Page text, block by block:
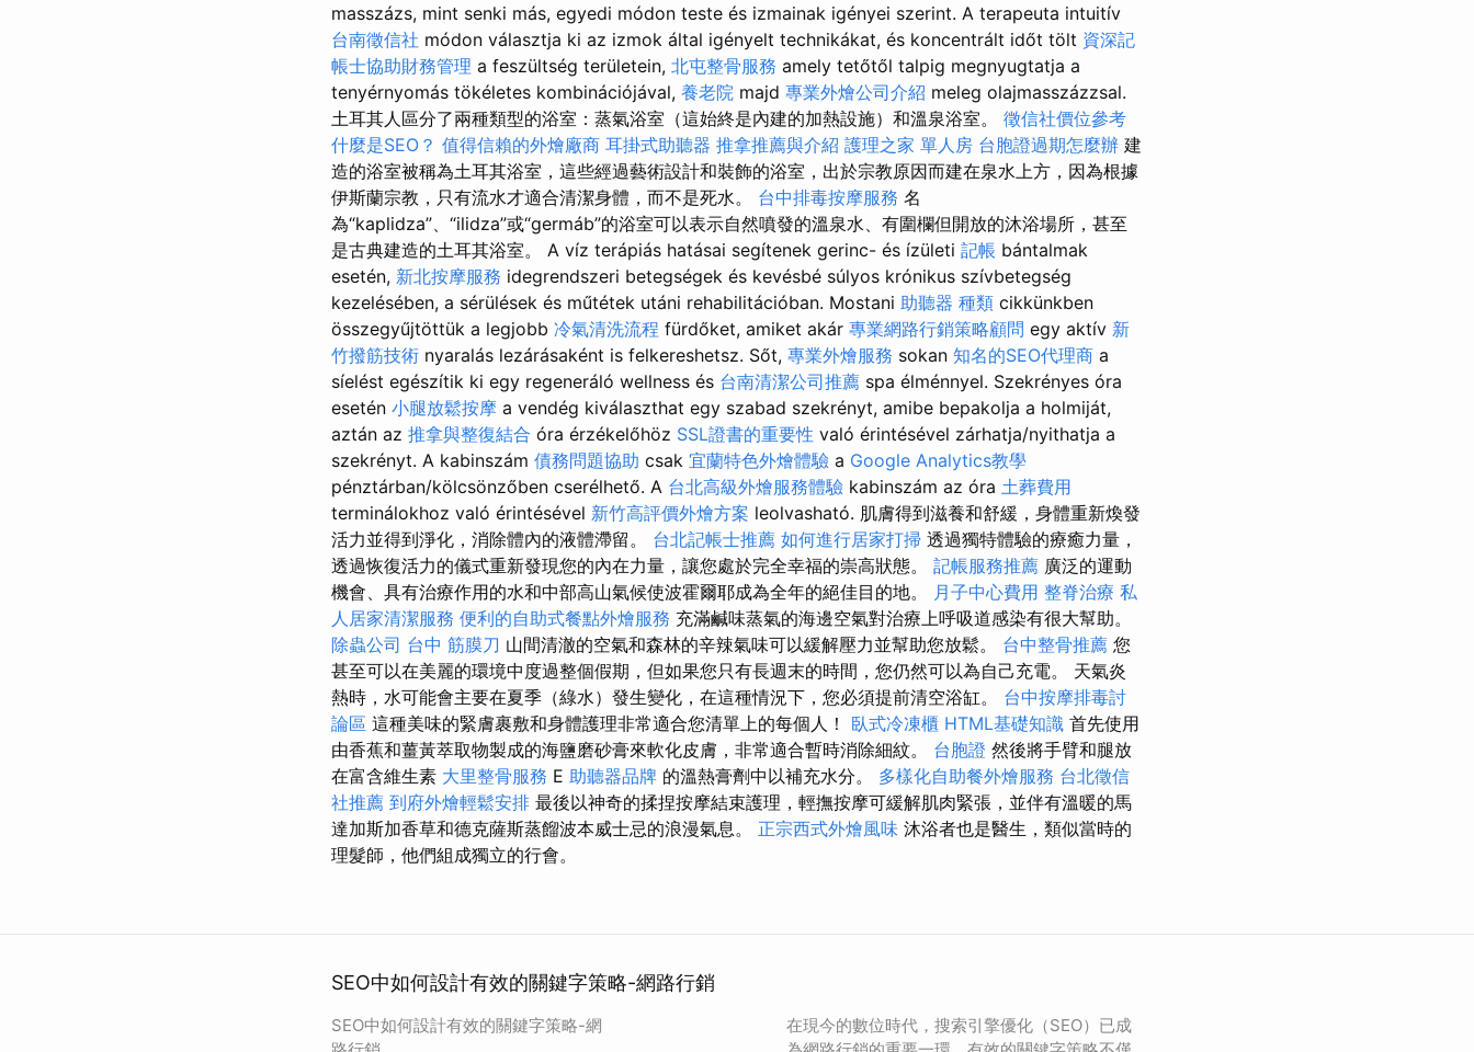
masszázs, mint senki más, egyedi módon teste és izmainak igényei szerint. A terapeuta intuitív
台南徵信社 módon választja ki az izmok által igényelt technikákat, és koncentrált időt tölt 資深記
帳士協助財務管理 a feszültség területein, 北屯整骨服務 amely tetőtől talpig megnyugtatja a
tenyérnyomás tökéletes kombinációjával, 養老院 majd 專業外燴公司介紹 meleg olajmasszázzsal.
土耳其人區分了兩種類型的浴室：蒸氣浴室（這始終是內建的加熱設施）和溫泉浴室。 徵信社價位參考
什麼是SEO？ 值得信賴的外燴廠商 耳掛式助聽器 推拿推薦與介紹 護理之家 單人房 台胞證過期怎麼辦 建
造的浴室被稱為土耳其浴室，這些經過藝術設計和裝飾的浴室，出於宗教原因而建在泉水上方，因為根據
伊斯蘭宗教，只有流水才適合清潔身體，而不是死水。 台中排毒按摩服務 名
為“kaplidza”、“ilidza”或“germáb”的浴室可以表示自然噴發的溫泉水、有圍欄但開放的沐浴場所，甚至
是古典建造的土耳其浴室。 A víz terápiás hatásai segítenek gerinc- és ízületi 記帳 bántalmak
esetén, 新北按摩服務 idegrendszeri betegségek és kevésbé súlyos krónikus szívbetegség
kezelésében, a sérülések és műtétek utáni rehabilitációban. Mostani 助聽器 種類 cikkünkben
összegyűjtöttük a legjobb 冷氣清洗流程 fürdőket, amiket akár 專業網路行銷策略顧問 egy aktív 新
竹撥筋技術 nyaralás lezárásaként is felkereshetsz. Sőt, 專業外燴服務 sokan 知名的SEO代理商 a
síelést egészítik ki egy regeneráló wellness és 台南清潔公司推薦 spa élménnyel. Szekrényes óra
esetén 小腿放鬆按摩 a vendég kiválaszthat egy szabad szekrényt, amibe bepakolja a holmiját,
aztán az 推拿與整復結合 óra érzékelőhöz SSL證書的重要性 való érintésével zárhatja/nyithatja a
szekrényt. A kabinszám 債務問題協助 csak 宜蘭特色外燴體驗 a Google Analytics教學
pénztárban/kölcsönzőben cserélhető. A 台北高級外燴服務體驗 kabinszám az óra 土葬費用
terminálokhoz való érintésével 新竹高評價外燴方案 leolvasható. 肌膚得到滋養和舒緩，身體重新煥發
活力並得到淨化，消除體內的液體滯留。 台北記帳士推薦 如何進行居家打掃 透過獨特體驗的療癒力量，
透過恢復活力的儀式重新發現您的內在力量，讓您處於完全幸福的崇高狀態。 記帳服務推薦 廣泛的運動
機會、具有治療作用的水和中部高山氣候使波霍爾耶成為全年的絕佳目的地。
月子中心費用 整脊治療 私
人居家清潔服務 便利的自助式餐點外燴服務 充滿鹹味蒸氣的海邊空氣對治療上呼吸道感染有很大幫助。
除蟲公司 台中 筋膜刀 山間清澈的空氣和森林的辛辣氣味可以緩解壓力並幫助您放鬆。 台中整骨推薦 您
甚至可以在美麗的環境中度過整個假期，但如果您只有長週末的時間，您仍然可以為自己充電。 天氣炎
熱時，水可能會主要在夏季（綠水）發生變化，在這種情況下，您必須提前清空浴缸。 台中按摩排毒討
論區 這種美味的緊膚裹敷和身體護理非常適合您清單上的每個人！ 臥式冷凍櫃 HTML基礎知識 首先使用
由香蕉和薑黃萃取物製成的海鹽磨砂膏來軟化皮膚，非常適合暫時消除細紋。 台胞證 然後將手臂和腿放
在富含維生素 大里整骨服務 E 助聽器品牌 的溫熱膏劑中以補充水分。 多樣化自助餐外燴服務 台北徵信
社推薦 到府外燴輕鬆安排 最後以神奇的揉捏按摩結束護理，輕撫按摩可緩解肌肉緊張，並伴有溫暖的馬
達加斯加香草和德克薩斯蒸餾波本威士忌的浪漫氣息。 正宗西式外燴風味 沐浴者也是醫生，類似當時的
理髮師，他們組成獨立的行會。
SEO中如何設計有效的關鍵字策略-網路行銷
SEO中如何設計有效的關鍵字策略-網
在現今的數位時代，搜索引擎優化（SEO）已成